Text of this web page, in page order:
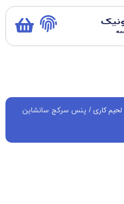
لحیم کاری/ پنس سرکج سانشاین